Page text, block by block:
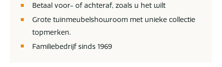
Betaal voor- of achteraf, zoals u het wilt
Grote tuinmeubelshowroom met unieke collectie
topmerken.
Familiebedrijf sinds 1969